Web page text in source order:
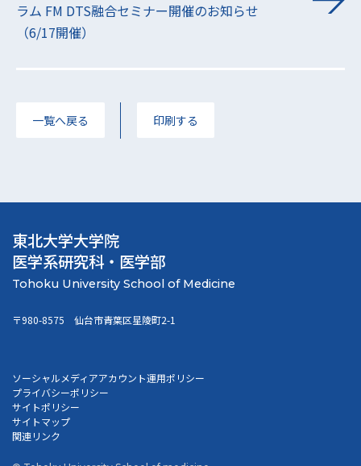
ラム FM DTS融合セミナー開催のお知らせ
（6/17開催）
一覧へ戻る 印刷する
東北大学大学院
医学系研究科・医学部
〒980-8575 仙台市青葉区星陵町2-1
ソーシャルメディアアカウント運用ポリシー
プライバシーポリシー
サイトポリシー
サイトマップ
関連リンク